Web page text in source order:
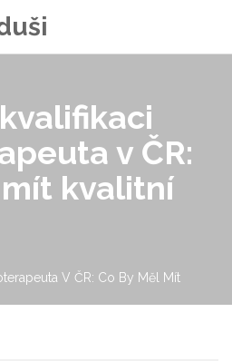
v ČR:
kvalitní
V ČR: Co By Měl Mít